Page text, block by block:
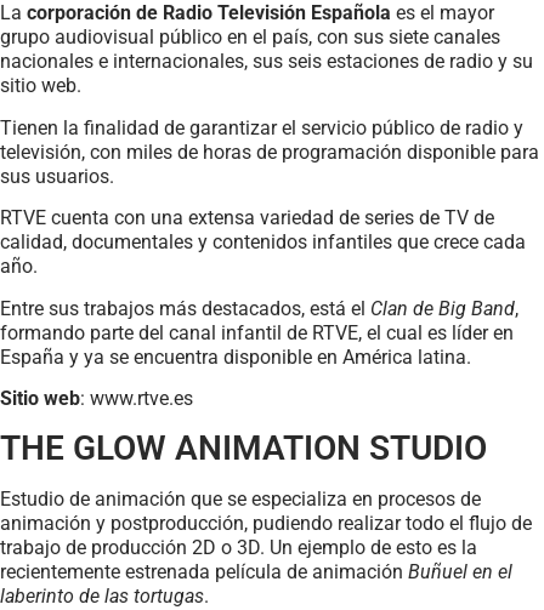
La corporación de Radio Televisión Española es el mayor
grupo audiovisual público en el país, con sus siete canales
nacionales e internacionales, sus seis estaciones de radio y su
sitio web.
Tienen la finalidad de garantizar el servicio público de radio y
televisión, con miles de horas de programación disponible para
sus usuarios.
RTVE cuenta con una extensa variedad de series de TV de
calidad, documentales y contenidos infantiles que crece cada
año.
Entre sus trabajos más destacados, está el Clan de Big Band,
formando parte del canal infantil de RTVE, el cual es líder en
España y ya se encuentra disponible en América latina.
Sitio web: www.rtve.es
THE GLOW ANIMATION STUDIO
Estudio de animación que se especializa en procesos de
animación y postproducción, pudiendo realizar todo el flujo de
trabajo de producción 2D o 3D. Un ejemplo de esto es la
recientemente estrenada película de animación Buñuel en el
laberinto de las tortugas.